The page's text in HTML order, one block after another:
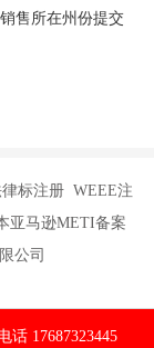
售所在州份提交
标注册 WEEE注
亚马逊METI备案
公司
话 17687323445